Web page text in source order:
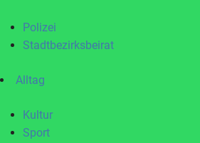
Polizei
Stadtbezirksbeirat
Alltag
Kultur
Sport